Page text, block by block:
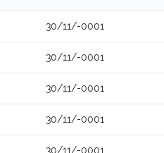
30/11/-0001
30/11/-0001
30/11/-0001
30/11/-0001
30/11/-0001